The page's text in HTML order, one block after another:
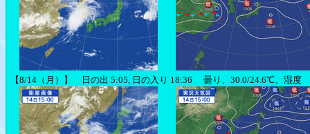
【8/14（月）】 日の出 5:05, 日の入り 18:36 曇り、30.0/24.6℃、湿度